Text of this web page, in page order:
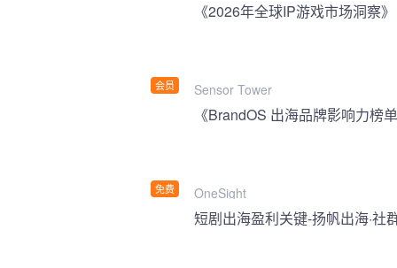
会员
《2026年全球IP游戏市场洞察》
Sensor Tower
免费
《BrandOS 出海品牌影响力榜
OneSight
短剧出海盈利关键-扬帆出海·社